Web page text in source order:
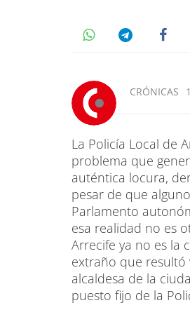
CRÓNICAS
La Policía Local de
problema que
auténtica locura,
pesar de que
Parlamento
esa realidad no es
Arrecife ya no es la
extraño que resultó
alcaldesa de la
puesto fijo de la